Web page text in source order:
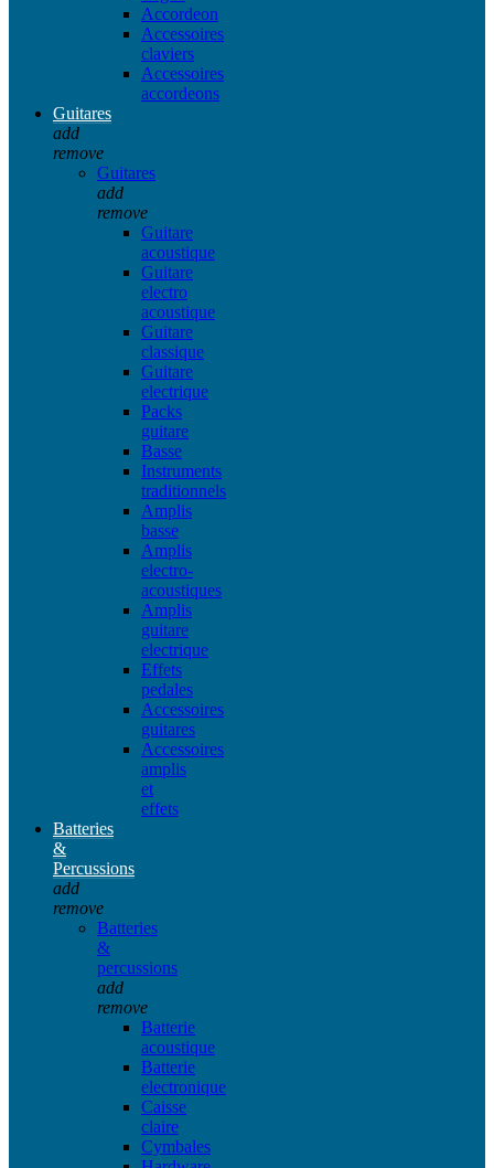
Accordeon
Accessoires
claviers
Accessoires
accordeons
Guitares
add
remove
Guitares
add
remove
Guitare
acoustique
Guitare
electro
acoustique
Guitare
classique
Guitare
electrique
Packs
guitare
Basse
Instruments
traditionnels
Amplis
basse
Amplis
electro-
acoustiques
Amplis
guitare
electrique
Effets
pedales
Accessoires
guitares
Accessoires
amplis
et
effets
Batteries
&
Percussions
add
remove
Batteries
&
percussions
add
remove
Batterie
acoustique
Batterie
electronique
Caisse
claire
Cymbales